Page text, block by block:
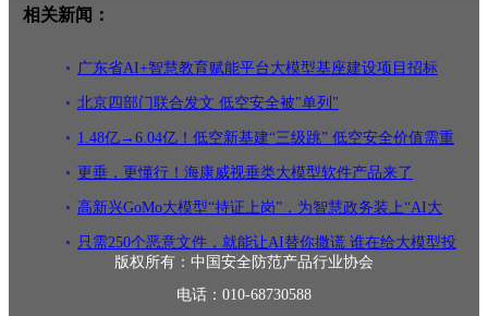
相关新闻：
广东省AI+智慧教育赋能平台大模型基座建设项目招标
北京四部门联合发文 低空安全被"单列"
1.48亿→6.04亿！低空新基建“三级跳” 低空安全价值需重
估
更垂，更懂行！海康威视垂类大模型软件产品来了
高新兴GoMo大模型“持证上岗”，为智慧政务装上“AI大
脑”
只需250个恶意文件，就能让AI替你撒谎 谁在给大模型投
版权所有：中国安全防范产品行业协会
电话：010-68730588